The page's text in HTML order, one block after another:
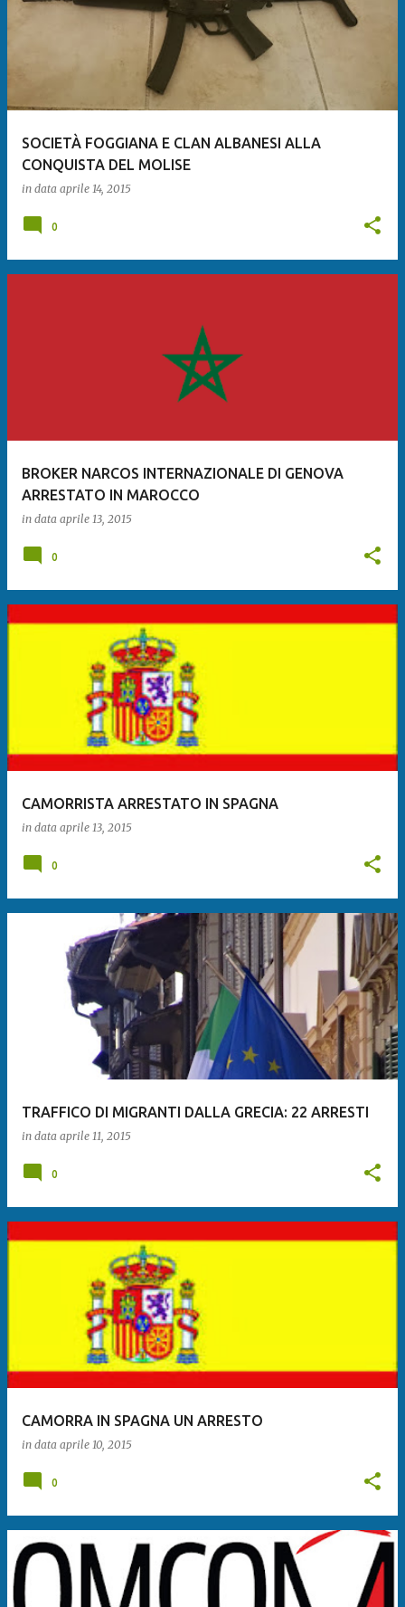
SOCIETÀ FOGGIANA E CLAN ALBANESI ALLA
CONQUISTA DEL MOLISE
in data aprile 14, 2015
0
BROKER NARCOS INTERNAZIONALE DI GENOVA
ARRESTATO IN MAROCCO
in data aprile 13, 2015
0
CAMORRISTA ARRESTATO IN SPAGNA
in data aprile 13, 2015
0
TRAFFICO DI MIGRANTI DALLA GRECIA: 22 ARRESTI
in data aprile 11, 2015
0
CAMORRA IN SPAGNA UN ARRESTO
in data aprile 10, 2015
0